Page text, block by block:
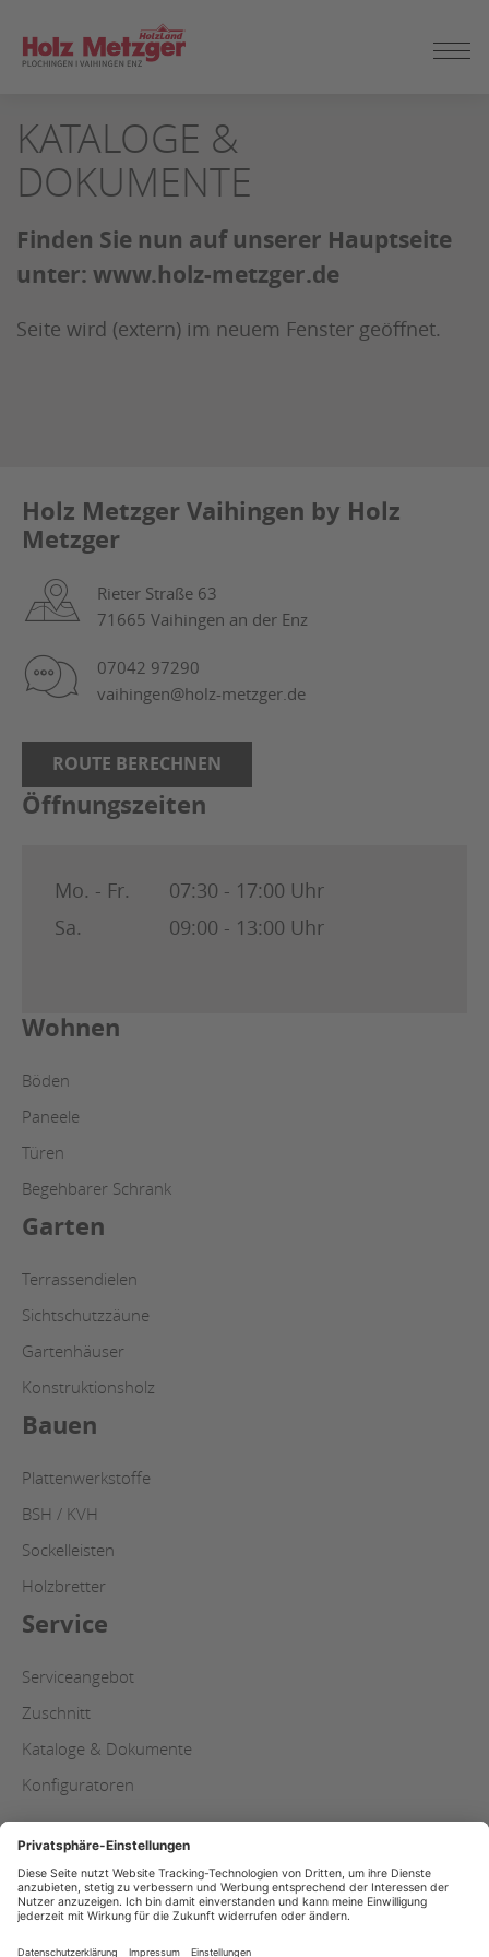
SEITENINHALT
SPRINGEN
KATALOGE &
DOKUMENTE
Finden Sie nun auf unserer Hauptseite
unter: www.holz-metzger.de
Seite wird (extern) im neuem Fenster geöffnet.
Holz Metzger Vaihingen by Holz
Metzger
Rieter Straße 63
71665 Vaihingen an der Enz
07042 97290
vaihingen@holz-metzger.de
ROUTE BERECHNEN
Öffnungszeiten
Mo. - Fr.
07:30 - 17:00 Uhr
Sa.
09:00 - 13:00 Uhr
Wohnen
Böden
Paneele
Türen
Begehbarer Schrank
Garten
Terrassendielen
Sichtschutzzäune
Gartenhäuser
Konstruktionsholz
Bauen
Plattenwerkstoffe
BSH / KVH
Sockelleisten
Holzbretter
Service
Serviceangebot
Zuschnitt
Kataloge & Dokumente
Konfiguratoren